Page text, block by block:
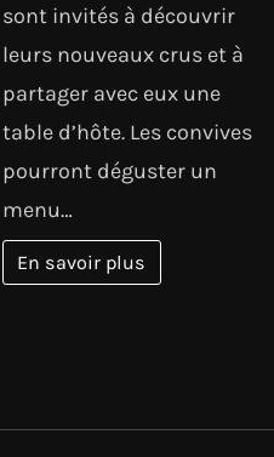
sont invités à découvrir
leurs nouveaux crus et à
partager avec eux une
table d’hôte. Les convives
pourront déguster un
menu…
En savoir plus